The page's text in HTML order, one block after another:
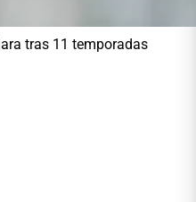
tras 11 temporadas